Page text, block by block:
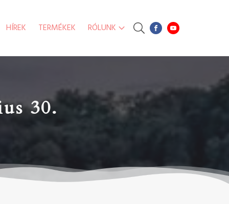
HÍREK TERMÉKEK RÓLUNK
30.